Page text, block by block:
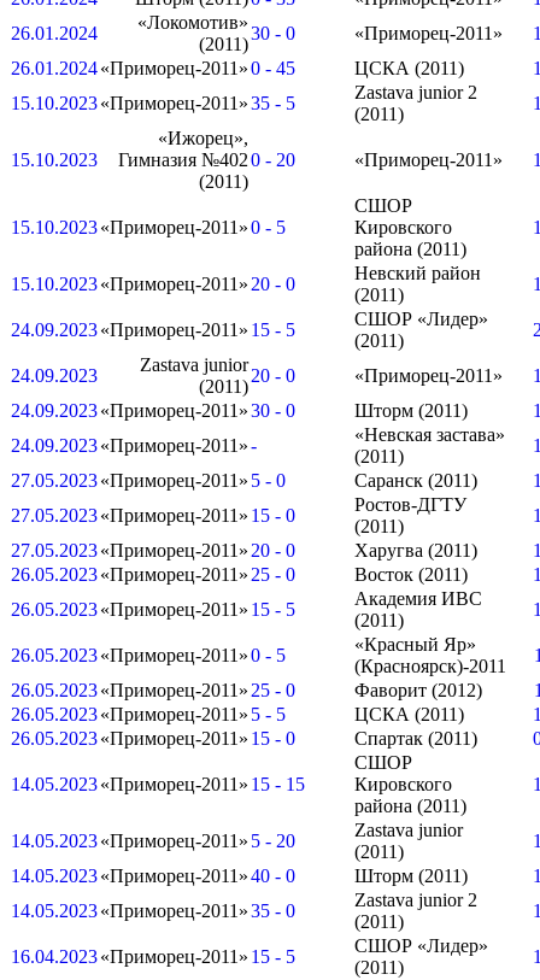
26.01.2024
«Локомотив»
(2011)
30 - 0 «Приморец-2011»
26.01.2024«Приморец-2011»0 - 45 ЦСКА (2011)
15.10.2023«Приморец-2011»35 - 5
Zastava junior 2
(2011)
15.10.2023
«Ижорец»,
Гимназия №402
(2011)
0 - 20 «Приморец-2011»
15.10.2023«Приморец-2011»0 - 5
СШОР
Кировского
района (2011)
15.10.2023«Приморец-2011» 20 - 0
Невский район
(2011)
24.09.2023«Приморец-2011» 15 - 5
СШОР «Лидер»
(2011)
24.09.2023
Zastava junior
(2011)
20 - 0 «Приморец-2011»
24.09.2023«Приморец-2011»30 - 0 Шторм (2011)
24.09.2023«Приморец-2011»-
«Невская застава»
(2011)
27.05.2023«Приморец-2011» 5 - 0 Саранск (2011)
27.05.2023«Приморец-2011» 15 - 0
Ростов-ДГТУ
(2011)
27.05.2023«Приморец-2011» 20 - 0 Харугва (2011)
26.05.2023«Приморец-2011» 25 - 0 Восток (2011)
26.05.2023«Приморец-2011» 15 - 5
Академия ИВС
(2011)
26.05.2023«Приморец-2011»0 - 5
«Красный Яр»
(Красноярск)-2011
26.05.2023«Приморец-2011» 25 - 0 Фаворит (2012)
26.05.2023«Приморец-2011» 5 - 5 ЦСКА (2011)
26.05.2023«Приморец-2011» 15 - 0 Спартак (2011)
14.05.2023«Приморец-2011» 15 - 15
СШОР
Кировского
района (2011)
14.05.2023«Приморец-2011» 5 - 20
Zastava junior
(2011)
14.05.2023«Приморец-2011»40 - 0 Шторм (2011)
14.05.2023«Приморец-2011»35 - 0
Zastava junior 2
(2011)
16.04.2023«Приморец-2011» 15 - 5
СШОР «Лидер»
(2011)